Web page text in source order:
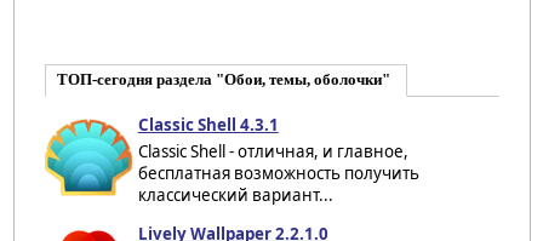
ТОП-сегодня раздела "Обои, темы, оболочки"
Classic Shell 4.3.1
Classic Shell - отличная, и главное,
бесплатная возможность получить
классический вариант...
Lively Wallpaper 2.2.1.0